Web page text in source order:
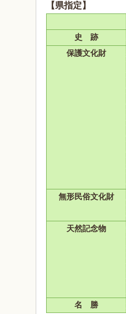
【県指定】
史 跡
保護文化財
無形民俗文化財
天然記念物
名 勝